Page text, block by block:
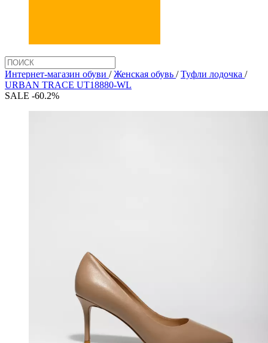
Интернет-магазин обуви /Женская обувь /Туфли лодочка /
URBAN TRACE UT18880-WL
SALE -60.2%